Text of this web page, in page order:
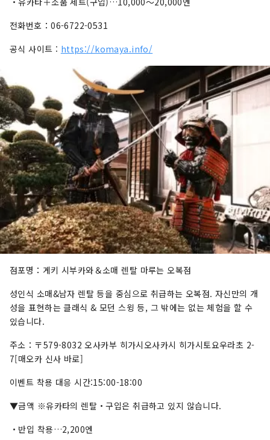
전화번호：06-6722-0531
공식 사이트 : https://komaya.info/
점포명：게키 시부카와＆소매 렌탈 마루는 오복점
성인식 소매&남자 렌탈 등을 중심으로 취급하는 오복점. 자신만의 개
성을 표현하는 클래식 & 모던 스윙 등, 그 밖에는 없는 체험을 할 수
있습니다.
주소：〒579-8032 오사카부 히가시오사카시 히가시토요우라초 2-
7[매오카 신사 바로]
이벤트 착용 대응 시간:15:00-18:00
▼금액 ※유카타의 렌탈・구입은 취급하고 있지 않습니다.
・반입 착용…2,200엔